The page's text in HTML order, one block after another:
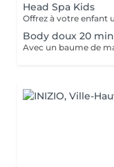
Head Spa Kids
Body doux 20 min